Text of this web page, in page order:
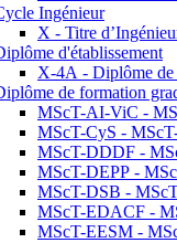
Ingénieur
X - Titre
d'établissement
X-4A - Diplôme
de formation
MScT-AI-ViC -
MScT-CyS -
MScT-DDDF -
MScT-DEPP -
MScT-DSB -
MScT-EDACF -
MScT-EESM -